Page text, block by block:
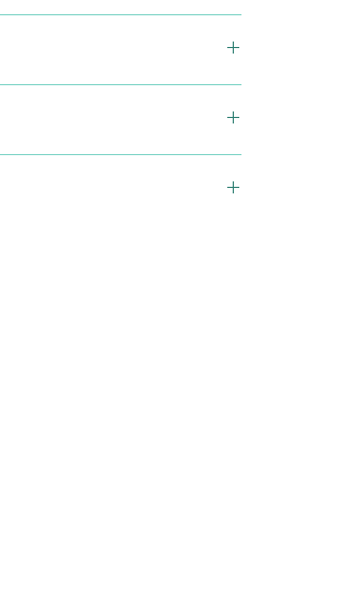
白斑等）や黒ずみなどの異常があ
談することをお薦めいたします。
さい。●極端に高温、又は低温
る場所には保管しないでくださ